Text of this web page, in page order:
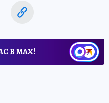
В МАХ!